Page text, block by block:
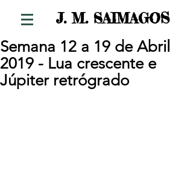
J. M. SAIMAGOS
Semana 12 a 19 de Abril
2019 - Lua crescente e
Júpiter retrógrado